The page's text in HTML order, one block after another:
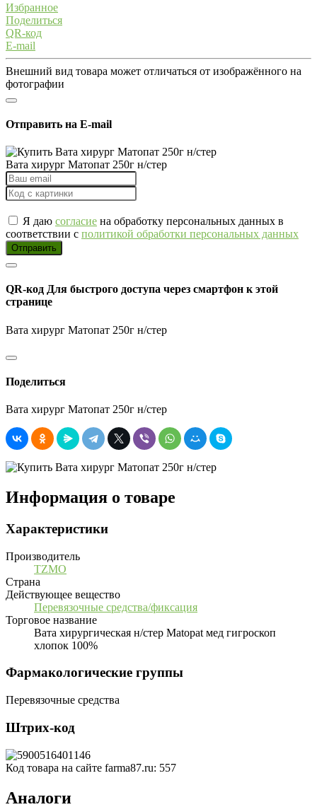
Избранное
Поделиться
QR-код
E-mail
Внешний вид товара может отличаться от изображённого на
фотографии
Отправить на E-mail
Вата хирург Матопат 250г н/стер
Я даю согласие на обработку персональных данных в
соответствии с политикой обработки персональных данных
Отправить
QR-код Для быстрого доступа через смартфон к этой
странице
Вата хирург Матопат 250г н/стер
Поделиться
Вата хирург Матопат 250г н/стер
Информация о товаре
Характеристики
Производитель
TZMO
Страна
Действующее вещество
Перевязочные средства/фиксация
Торговое название
Вата хирургическая н/стер Matopat мед гигроскоп
хлопок 100%
Фармакологические группы
Перевязочные средства
Штрих-код
Код товара на сайте farma87.ru: 557
Аналоги